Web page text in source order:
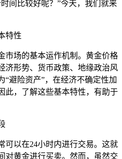
间比较好呢？”今天，我们就来
特性
市场的基本运作机制。黄金价格
济形势、货币政策、地缘政治风
“避险资产”，在经济不确定性加
此，了解这些基本特性，有助于
可以在24小时内进行交易。这就
对黄金进行买卖。然而，虽然交